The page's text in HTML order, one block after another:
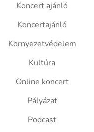
Koncert ajánló
Koncertajánló
Környezetvédelem
Kultúra
Online koncert
Pályázat
Podcast